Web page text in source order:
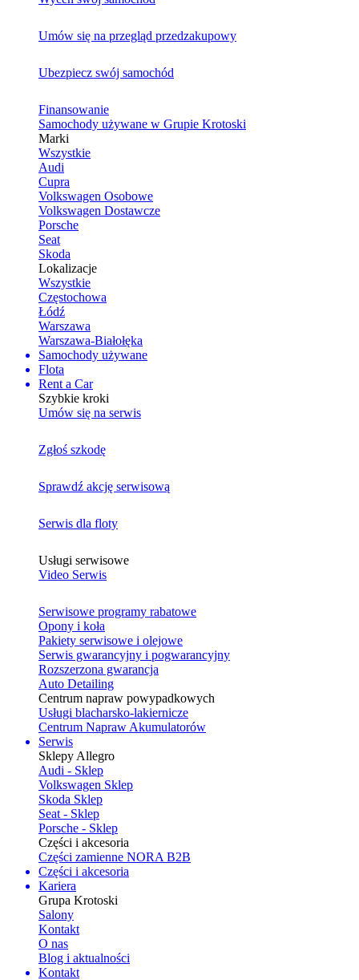
Umów się na przegląd przedzakupowy
Ubezpiecz swój samochód
Finansowanie
Samochody używane w Grupie Krotoski
Marki
Wszystkie
Audi
Cupra
Volkswagen Osobowe
Volkswagen Dostawcze
Porsche
Seat
Skoda
Lokalizacje
Wszystkie
Częstochowa
Łódź
Warszawa
Warszawa-Białołęka
Samochody używane
Flota
Rent a Car
Szybkie kroki
Umów się na serwis
Zgłoś szkodę
Sprawdź akcję serwisową
Serwis dla floty
Usługi serwisowe
Video Serwis
Serwisowe programy rabatowe
Opony i koła
Pakiety serwisowe i olejowe
Serwis gwarancyjny i pogwarancyjny
Rozszerzona gwarancja
Auto Detailing
Centrum napraw powypadkowych
Usługi blacharsko-lakiernicze
Centrum Napraw Akumulatorów
Serwis
Sklepy Allegro
Audi - Sklep
Volkswagen Sklep
Skoda Sklep
Seat - Sklep
Porsche - Sklep
Części i akcesoria
Części zamienne NORA B2B
Części i akcesoria
Kariera
Grupa Krotoski
Salony
Kontakt
O nas
Blog i aktualności
Kontakt